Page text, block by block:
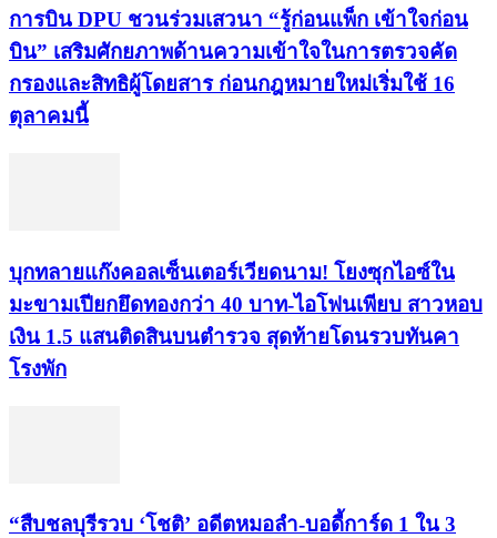
การบิน DPU ชวนร่วมเสวนา “รู้ก่อนแพ็ก เข้าใจก่อน
บิน” เสริมศักยภาพด้านความเข้าใจในการตรวจคัด
กรองและสิทธิผู้โดยสาร ก่อนกฎหมายใหม่เริ่มใช้ 16
ตุลาคมนี้
บุกทลายแก๊งคอลเซ็นเตอร์เวียดนาม! โยงซุกไอซ์ใน
มะขามเปียกยึดทองกว่า 40 บาท-ไอโฟนเพียบ สาวหอบ
เงิน 1.5 แสนติดสินบนตำรวจ สุดท้ายโดนรวบทันคา
โรงพัก
“สืบชลบุรีรวบ ‘โชติ’ อดีตหมอลำ-บอดี้การ์ด 1 ใน 3